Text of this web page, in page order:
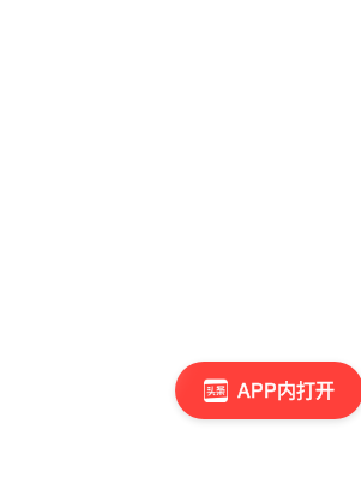
APP内打开